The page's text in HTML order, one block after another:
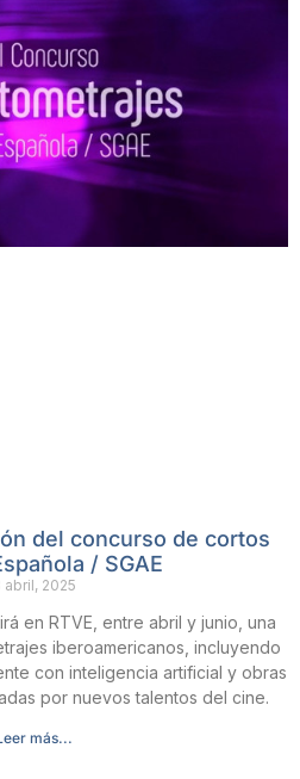
del concurso de cortos
/ SGAE
abril, 2025
en RTVE, entre abril y junio, una
iberoamericanos, incluyendo
con inteligencia artificial y obras
por nuevos talentos del cine.
más...